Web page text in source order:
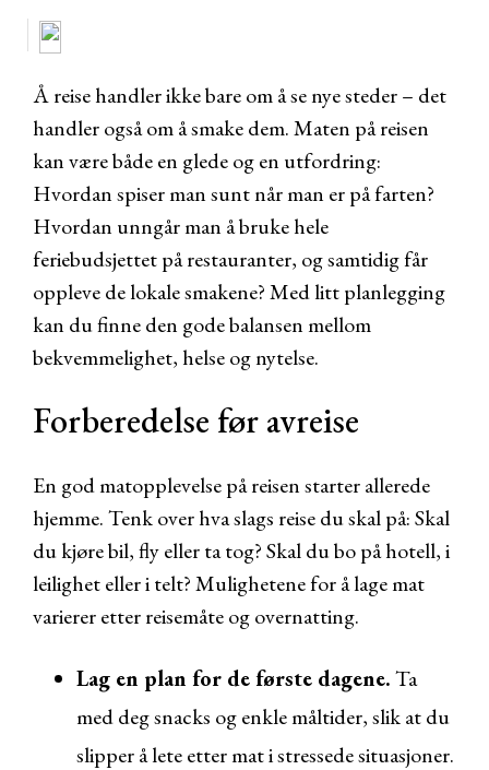
Å reise handler ikke bare om å se nye steder – det
handler også om å smake dem. Maten på reisen
kan være både en glede og en utfordring:
Hvordan spiser man sunt når man er på farten?
Hvordan unngår man å bruke hele
feriebudsjettet på restauranter, og samtidig får
oppleve de lokale smakene? Med litt planlegging
kan du finne den gode balansen mellom
bekvemmelighet, helse og nytelse.
Forberedelse før avreise
En god matopplevelse på reisen starter allerede
hjemme. Tenk over hva slags reise du skal på: Skal
du kjøre bil, fly eller ta tog? Skal du bo på hotell, i
leilighet eller i telt? Mulighetene for å lage mat
varierer etter reisemåte og overnatting.
Lag en plan for de første dagene.Ta
med deg snacks og enkle måltider, slik at du
slipper å lete etter mat i stressede situasjoner.